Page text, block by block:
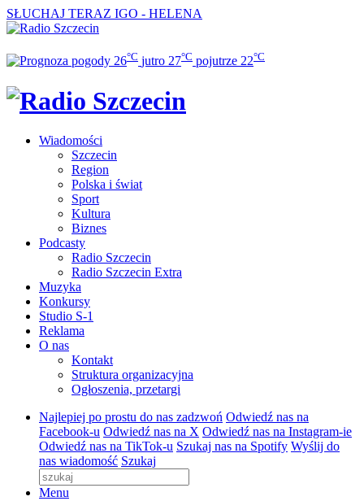
SŁUCHAJ TERAZ IGO - HELENA
26°C jutro 27°C pojutrze 22°C
Wiadomości
Szczecin
Region
Polska i świat
Sport
Kultura
Biznes
Podcasty
Radio Szczecin
Radio Szczecin Extra
Muzyka
Konkursy
Studio S-1
Reklama
O nas
Kontakt
Struktura organizacyjna
Ogłoszenia, przetargi
Najlepiej po prostu do nas zadzwoń Odwiedź nas na
Facebook-u Odwiedź nas na X Odwiedź nas na Instagram-ie
Odwiedź nas na TikTok-u Szukaj nas na Spotify Wyślij do
nas wiadomość Szukaj
Menu